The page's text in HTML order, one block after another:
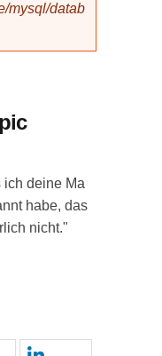
mysql/datab
ich deine Ma
habe, das
nicht."